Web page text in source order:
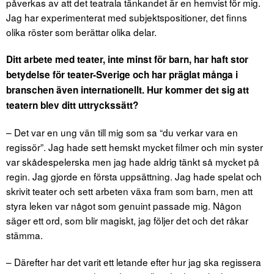
Jag har experimenterat med subjektspositioner, det finns
olika röster som berättar olika delar.
Ditt arbete med teater, inte minst för barn, har haft stor
betydelse för teater-Sverige och har präglat många i
branschen även internationellt. Hur kommer det sig att
teatern blev ditt uttryckssätt?
– Det var en ung vän till mig som sa “du verkar vara en
regissör”. Jag hade sett hemskt mycket filmer och min syster
var skådespelerska men jag hade aldrig tänkt så mycket på
regin. Jag gjorde en första uppsättning. Jag hade spelat och
skrivit teater och sett arbeten växa fram som barn, men att
styra leken var något som genuint passade mig. Någon
säger ett ord, som blir magiskt, jag följer det och det råkar
stämma.
– Därefter har det varit ett letande efter hur jag ska regissera